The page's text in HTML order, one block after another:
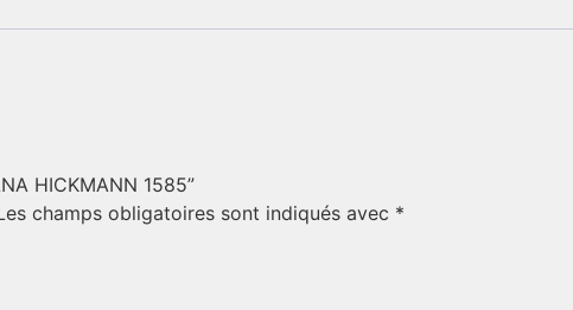
HICKMANN 1585”
champs obligatoires sont indiqués avec *